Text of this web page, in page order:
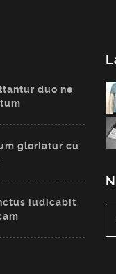
duo ne
gloriatur cu
iudicabit